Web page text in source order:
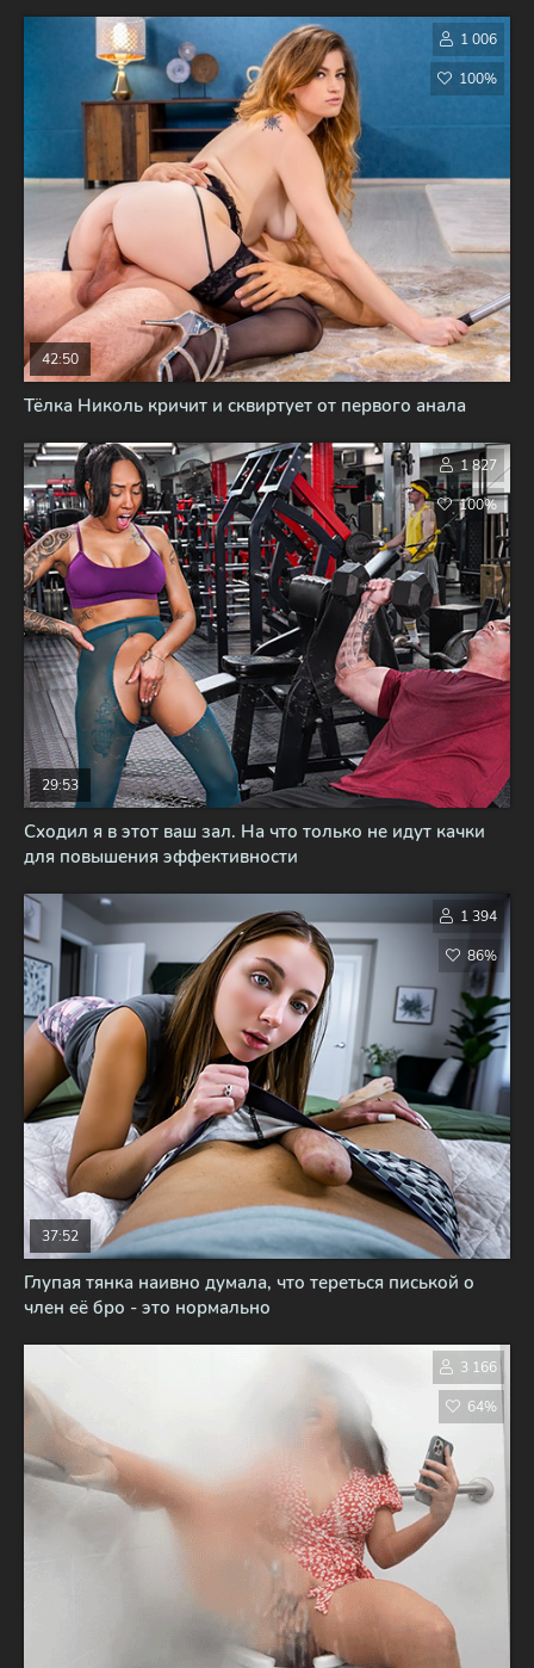
Тёлка Николь кричит и сквиртует от первого анала
42:50
1 006
100%
Сходил я в этот ваш зал. На что только не идут качки
для повышения эффективности
29:53
1 827
100%
Глупая тянка наивно думала, что тереться писькой о
член её бро - это нормально
37:52
1 394
86%
3 166
64%